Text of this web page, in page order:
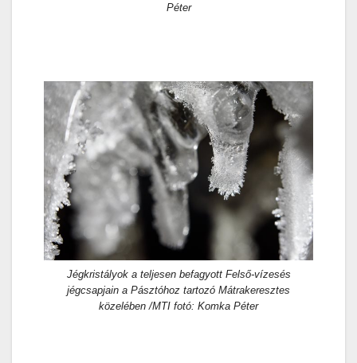
Péter
Jégkristályok a teljesen befagyott Felső-vízesés
jégcsapjain a Pásztóhoz tartozó Mátrakeresztes
közelében /MTI fotó: Komka Péter